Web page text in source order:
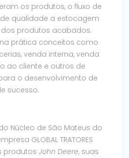
os produtos, o fluxo de
qualidade a estocagem
produtos acabados.
prática conceitos como
venda interna, venda
ao cliente e outros de
o desenvolvimento de
sucesso.
Núcleo de São Mateus do
GLOBAL TRATORES
produtos John Deere, suas